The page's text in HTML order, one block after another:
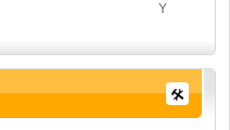
Y